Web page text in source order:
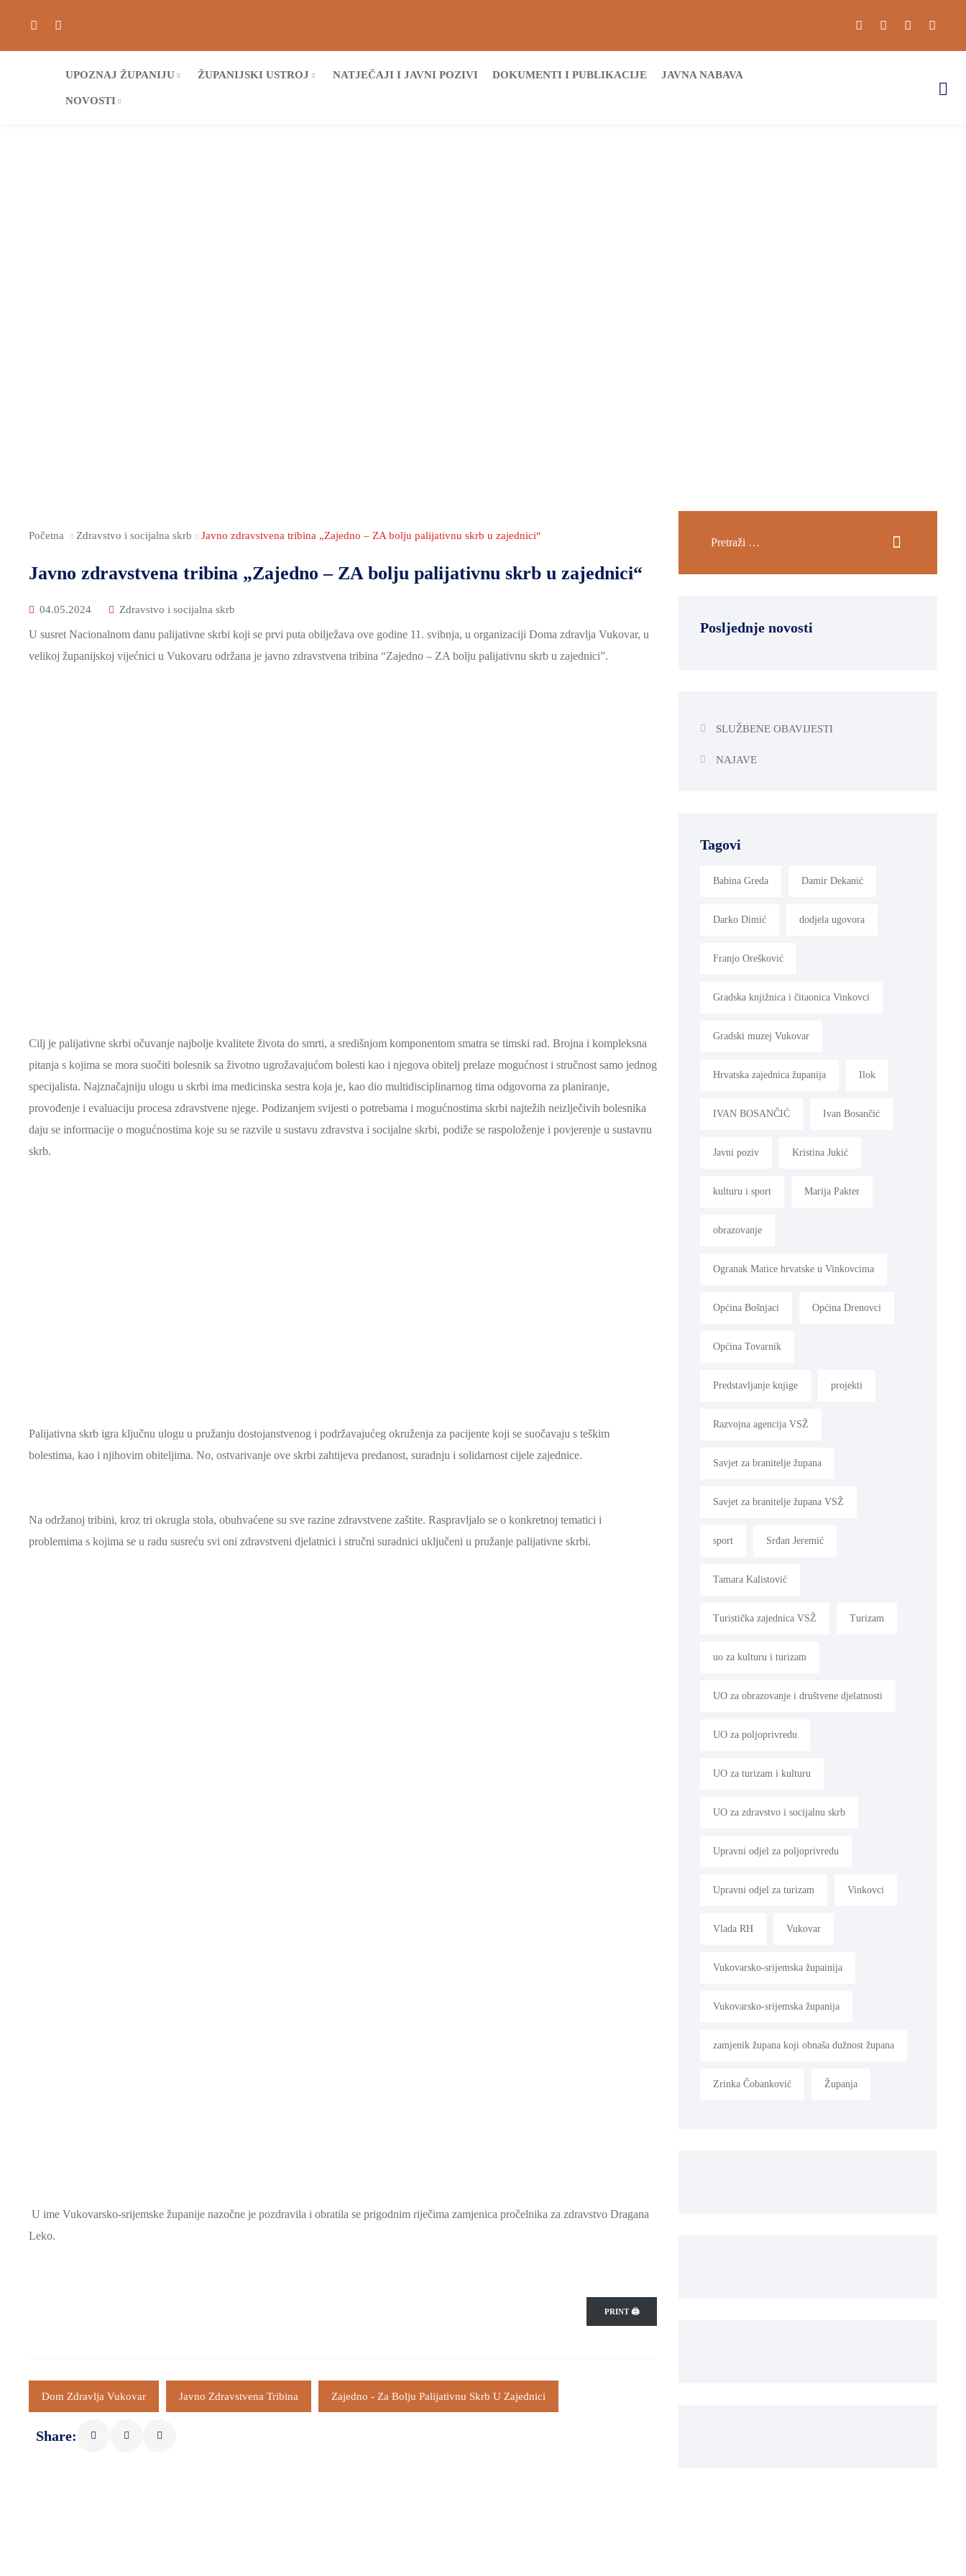
UPOZNAJ ŽUPANIJU ŽUPANIJSKI USTROJ NATJEČAJI I JAVNI POZIVI DOKUMENTI I PUBLIKACIJE JAVNA NABAVA
NOVOSTI
Početna Zdravstvo i socijalna skrb Javno zdravstvena tribina „Zajedno – ZA bolju palijativnu skrb u zajednici“
Javno zdravstvena tribina „Zajedno – ZA bolju palijativnu skrb u zajednici“
04.05.2024 Zdravstvo i socijalna skrb
U susret Nacionalnom danu palijativne skrbi koji se prvi puta obilježava ove godine 11. svibnja, u organizaciji Doma zdravlja Vukovar, u
velikoj županijskoj vijećnici u Vukovaru održana je javno zdravstvena tribina “Zajedno – ZA bolju palijativnu skrb u zajednici”.
Cilj je palijativne skrbi očuvanje najbolje kvalitete života do smrti, a središnjom komponentom smatra se timski rad. Brojna i kompleksna
pitanja s kojima se mora suočiti bolesnik sa životno ugrožavajućom bolesti kao i njegova obitelj prelaze mogućnost i stručnost samo jednog
specijalista. Najznačajniju ulogu u skrbi ima medicinska sestra koja je, kao dio multidisciplinarnog tima odgovorna za planiranje,
provođenje i evaluaciju procesa zdravstvene njege. Podizanjem svijesti o potrebama i mogućnostima skrbi najtežih neizlječivih bolesnika
daju se informacije o mogućnostima koje su se razvile u sustavu zdravstva i socijalne skrbi, podiže se raspoloženje i povjerenje u sustavnu
skrb.
Palijativna skrb igra ključnu ulogu u pružanju dostojanstvenog i podržavajućeg okruženja za pacijente koji se suočavaju s teškim
bolestima, kao i njihovim obiteljima. No, ostvarivanje ove skrbi zahtijeva predanost, suradnju i solidarnost cijele zajednice.
Na održanoj tribini, kroz tri okrugla stola, obuhvaćene su sve razine zdravstvene zaštite. Raspravljalo se o konkretnoj tematici i
problemima s kojima se u radu susreću svi oni zdravstveni djelatnici i stručni suradnici uključeni u pružanje palijativne skrbi.
U ime Vukovarsko-srijemske županije nazočne je pozdravila i obratila se prigodnim riječima zamjenica pročelnika za zdravstvo Dragana
Leko.
PRINT 🖨
Dom Zdravlja Vukovar Javno Zdravstvena Tribina Zajedno - Za Bolju Palijativnu Skrb U Zajednici
Share:
Posljednje novosti
SLUŽBENE OBAVIJESTI
NAJAVE
Tagovi
Babina Greda Damir Dekanić
Darko Dimić dodjela ugovora
Franjo Orešković
Gradska knjižnica i čitaonica Vinkovci
Gradski muzej Vukovar
Hrvatska zajednica županija Ilok
IVAN BOSANČIĆ Ivan Bosančić
Javni poziv Kristina Jukić
kulturu i sport Marija Pakter
obrazovanje
Ogranak Matice hrvatske u Vinkovcima
Općina Bošnjaci Općina Drenovci
Općina Tovarnik
Predstavljanje knjige projekti
Razvojna agencija VSŽ
Savjet za branitelje župana
Savjet za branitelje župana VSŽ
sport Srđan Jeremić
Tamara Kalistović
Turistička zajednica VSŽ Turizam
uo za kulturu i turizam
UO za obrazovanje i društvene djelatnosti
UO za poljoprivredu
UO za turizam i kulturu
UO za zdravstvo i socijalnu skrb
Upravni odjel za poljoprivredu
Upravni odjel za turizam Vinkovci
Vlada RH Vukovar
Vukovarsko-srijemska župainija
Vukovarsko-srijemska županija
zamjenik župana koji obnaša dužnost župana
Zrinka Čobanković Županja